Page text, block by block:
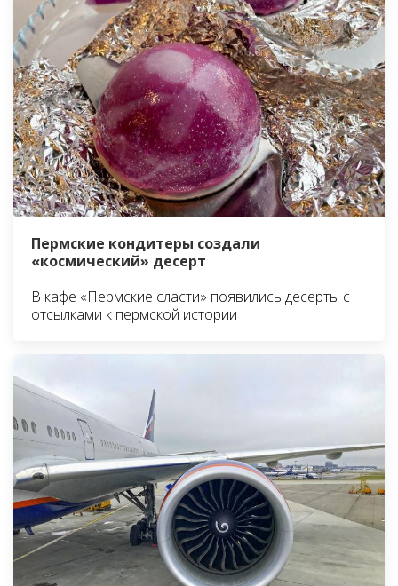
Пермские кондитеры создали
«космический» десерт
В кафе «Пермские сласти» появились десерты с
отсылками к пермской истории